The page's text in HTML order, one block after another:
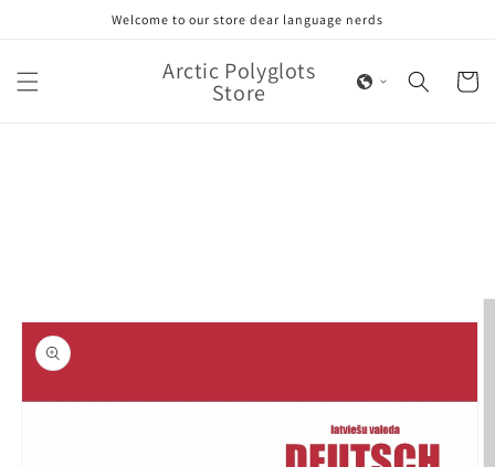
Welcome to our store dear language nerds
Arctic Polyglots
Store Cart